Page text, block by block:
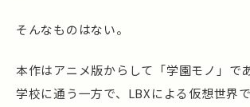
そんなものはない。
本作はアニメ版からして「学園モノ」であ
学校に通う一方で、LBXによる仮想世界